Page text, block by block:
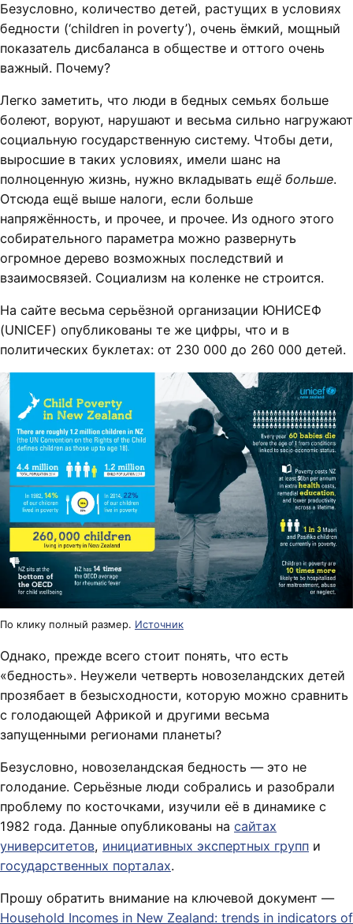
Безусловно, количество детей, растущих в условиях
бедности (‘children in poverty’), очень ёмкий, мощный
показатель дисбаланса в обществе и оттого очень
важный. Почему?
Легко заметить, что люди в бедных семьях больше
болеют, воруют, нарушают и весьма сильно нагружают
социальную государственную систему. Чтобы дети,
выросшие в таких условиях, имели шанс на
полноценную жизнь, нужно вкладывать ещё больше.
Отсюда ещё выше налоги, если больше
напряжённость, и прочее, и прочее. Из одного этого
собирательного параметра можно развернуть
огромное дерево возможных последствий и
взаимосвязей. Социализм на коленке не строится.
На сайте весьма серьёзной организации ЮНИСЕФ
(UNICEF) опубликованы те же цифры, что и в
политических буклетах: от 230 000 до 260 000 детей.
По клику полный размер. Источник
Однако, прежде всего стоит понять, что есть
«бедность». Неужели четверть новозеландских детей
прозябает в безысходности, которую можно сравнить
с голодающей Африкой и другими весьма
запущенными регионами планеты?
Безусловно, новозеландская бедность — это не
голодание. Серьёзные люди собрались и разобрали
проблему по косточками, изучили её в динамике с
1982 года. Данные опубликованы на сайтах
университетов, инициативных экспертных групп и
государственных порталах.
Прошу обратить внимание на ключевой документ —
Household Incomes in New Zealand: trends in indicators of